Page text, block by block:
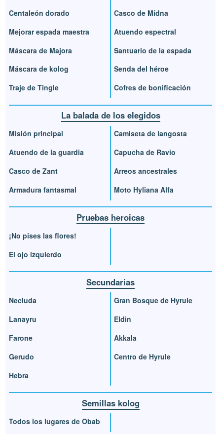
Centaleón dorado
Mejorar espada maestra
Máscara de Majora
Máscara de kolog
Traje de Tingle
Casco de Midna
Atuendo espectral
Santuario de la espada
Senda del héroe
Cofres de bonificación
La balada de los elegidos
Misión principal
Atuendo de la guardia
Casco de Zant
Armadura fantasmal
Camiseta de langosta
Capucha de Ravio
Arreos ancestrales
Moto Hyliana Alfa
Pruebas heroicas
¡No pises las flores!
El ojo izquierdo
Secundarias
Necluda
Lanayru
Farone
Gerudo
Hebra
Gran Bosque de Hyrule
Eldin
Akkala
Centro de Hyrule
Semillas kolog
Todos los lugares de Obab